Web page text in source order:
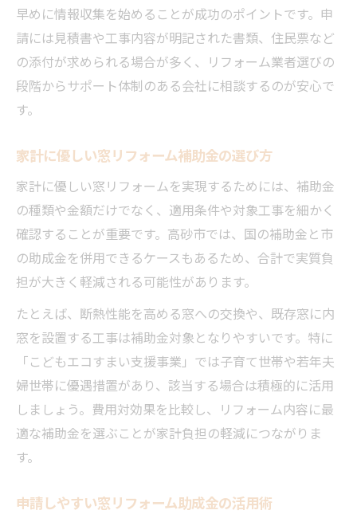
早めに情報収集を始めることが成功のポイントです。申
請には見積書や工事内容が明記された書類、住民票など
の添付が求められる場合が多く、リフォーム業者選びの
段階からサポート体制のある会社に相談するのが安心で
す。
家計に優しい窓リフォーム補助金の選び方
家計に優しい窓リフォームを実現するためには、補助金
の種類や金額だけでなく、適用条件や対象工事を細かく
確認することが重要です。高砂市では、国の補助金と市
の助成金を併用できるケースもあるため、合計で実質負
担が大きく軽減される可能性があります。
たとえば、断熱性能を高める窓への交換や、既存窓に内
窓を設置する工事は補助金対象となりやすいです。特に
「こどもエコすまい支援事業」では子育て世帯や若年夫
婦世帯に優遇措置があり、該当する場合は積極的に活用
しましょう。費用対効果を比較し、リフォーム内容に最
適な補助金を選ぶことが家計負担の軽減につながりま
す。
申請しやすい窓リフォーム助成金の活用術